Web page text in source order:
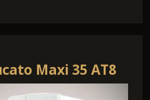
Maxi 35 AT8
AppCo